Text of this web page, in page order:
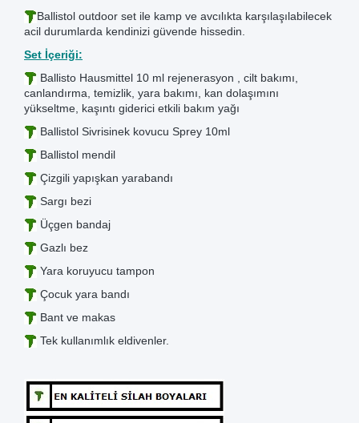
Ballistol outdoor set ile kamp ve avcılıkta karşılaşılabilecek
acil durumlarda kendinizi güvende hissedin.
Set İçeriği:
Ballisto Hausmittel 10 ml rejenerasyon , cilt bakımı,
canlandırma, temizlik, yara bakımı, kan dolaşımını
yükseltme, kaşıntı giderici etkili bakım yağı
Ballistol Sivrisinek kovucu Sprey 10ml
Ballistol mendil
Çizgili yapışkan yarabandı
Sargı bezi
Üçgen bandaj
Gazlı bez
Yara koruyucu tampon
Çocuk yara bandı
Bant ve makas
Tek kullanımlık eldivenler.